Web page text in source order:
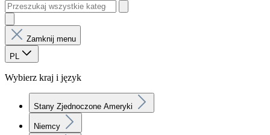
Zamknij menu
PL
Wybierz kraj i język
Stany Zjednoczone Ameryki
Niemcy